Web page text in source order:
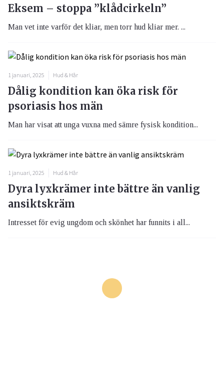
Eksem – stoppa ”klådcirkeln”
Man vet inte varför det kliar, men torr hud kliar mer. ...
1 januari, 2025 Hud & Hår
Dålig kondition kan öka risk för
psoriasis hos män
Man har visat att unga vuxna med sämre fysisk kondition...
1 januari, 2025 Hud & Hår
Dyra lyxkrämer inte bättre än vanlig
ansiktskräm
Intresset för evig ungdom och skönhet har funnits i all...